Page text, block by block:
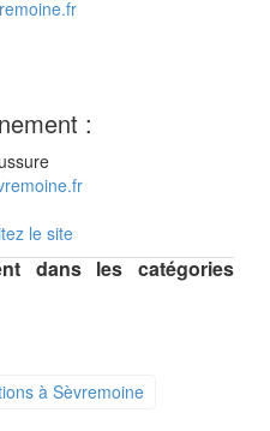
:
le site
dans les catégories
à Sèvremoine